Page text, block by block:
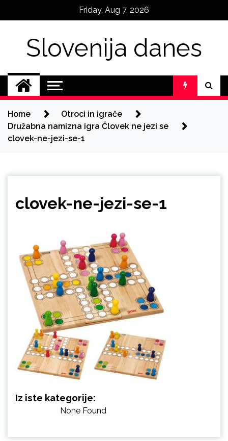
Friday, Aug 7, 2026
Slovenija danes
Home
Otroci in igrače
Družabna namizna igra Človek ne jezi se
clovek-ne-jezi-se-1
clovek-ne-jezi-se-1
Iz iste kategorije:
None Found